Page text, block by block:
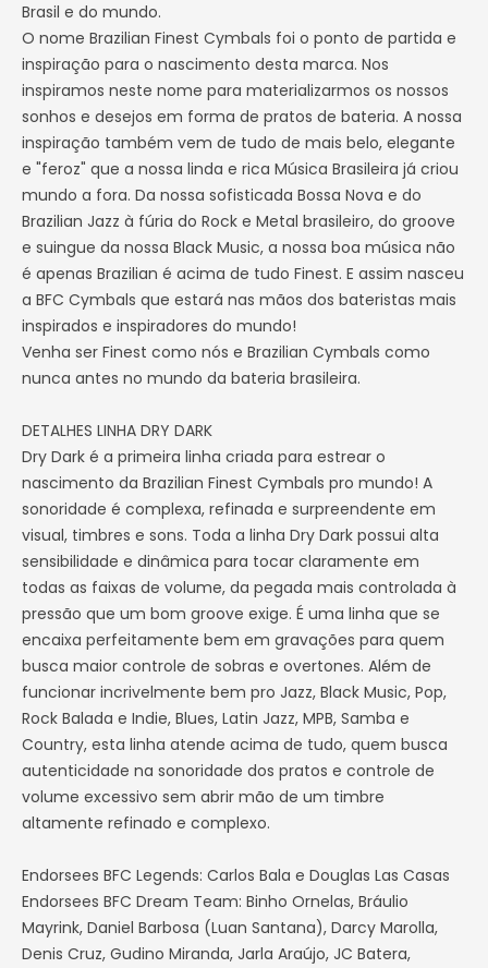
Brasil e do mundo.
O nome Brazilian Finest Cymbals foi o ponto de partida e
inspiração para o nascimento desta marca. Nos
inspiramos neste nome para materializarmos os nossos
sonhos e desejos em forma de pratos de bateria. A nossa
inspiração também vem de tudo de mais belo, elegante
e "feroz" que a nossa linda e rica Música Brasileira já criou
mundo a fora. Da nossa sofisticada Bossa Nova e do
Brazilian Jazz à fúria do Rock e Metal brasileiro, do groove
e suingue da nossa Black Music, a nossa boa música não
é apenas Brazilian é acima de tudo Finest. E assim nasceu
a BFC Cymbals que estará nas mãos dos bateristas mais
inspirados e inspiradores do mundo!
Venha ser Finest como nós e Brazilian Cymbals como
nunca antes no mundo da bateria brasileira.
DETALHES LINHA DRY DARK
Dry Dark é a primeira linha criada para estrear o
nascimento da Brazilian Finest Cymbals pro mundo! A
sonoridade é complexa, refinada e surpreendente em
visual, timbres e sons. Toda a linha Dry Dark possui alta
sensibilidade e dinâmica para tocar claramente em
todas as faixas de volume, da pegada mais controlada à
pressão que um bom groove exige. É uma linha que se
encaixa perfeitamente bem em gravações para quem
busca maior controle de sobras e overtones. Além de
funcionar incrivelmente bem pro Jazz, Black Music, Pop,
Rock Balada e Indie, Blues, Latin Jazz, MPB, Samba e
Country, esta linha atende acima de tudo, quem busca
autenticidade na sonoridade dos pratos e controle de
volume excessivo sem abrir mão de um timbre
altamente refinado e complexo.
Endorsees BFC Legends: Carlos Bala e Douglas Las Casas
Endorsees BFC Dream Team: Binho Ornelas, Bráulio
Mayrink, Daniel Barbosa (Luan Santana), Darcy Marolla,
Denis Cruz, Gudino Miranda, Jarla Araújo, JC Batera,